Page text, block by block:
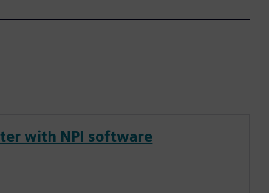
with NPI software